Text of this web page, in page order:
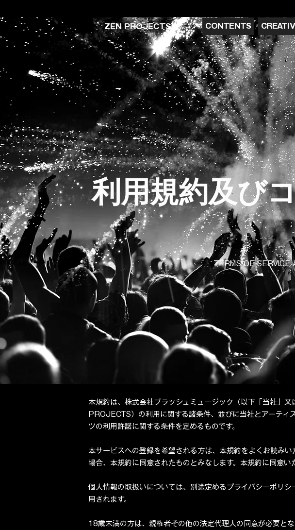
ZEN PROJECTS CONTENTS
利用規約及び
TERMS OF SERVICE
本規約は、株式会社ブラッシュミュージック（以下「当社」
PROJECTS）の利用に関する諸条件、並びに当社とアーティ
ツの利用許諾に関する条件を定めるものです。
本サービスへの登録を希望される方は、本規約をよくお読み
場合、本規約に同意されたものとみなします。本規約に同意
個人情報の取扱いについては、別途定めるプライバシーポリ
用されます。
18歳未満の方は、親権者その他の法定代理人の同意が必要とな